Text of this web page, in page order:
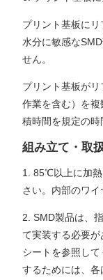
プリント基板にリ
水分に敏感な
せん。
プリント基板が
作業を含む）を
積時間を規定の時
組み立て・取
1. 85℃以上に加
さい。内部のワイ
2. SMD製品は、
て実装する必要
シートを参照し
するためには、